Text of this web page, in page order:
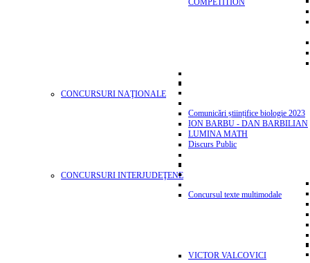
COMPETITION
CONCURSURI NAŢIONALE
Comunicări științifice biologie 2023
ION BARBU - DAN BARBILIAN
LUMINA MATH
Discurs Public
CONCURSURI INTERJUDEŢENE
Concursul texte multimodale
VICTOR VALCOVICI